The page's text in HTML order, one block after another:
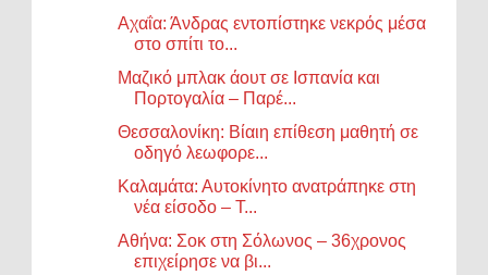
Αχαΐα: Άνδρας εντοπίστηκε νεκρός μέσα
στο σπίτι το...
Μαζικό μπλακ άουτ σε Ισπανία και
Πορτογαλία – Παρέ...
Θεσσαλονίκη: Βίαιη επίθεση μαθητή σε
οδηγό λεωφορε...
Καλαμάτα: Αυτοκίνητο ανατράπηκε στη
νέα είσοδο – Τ...
Αθήνα: Σοκ στη Σόλωνος – 36χρονος
επιχείρησε να βι...